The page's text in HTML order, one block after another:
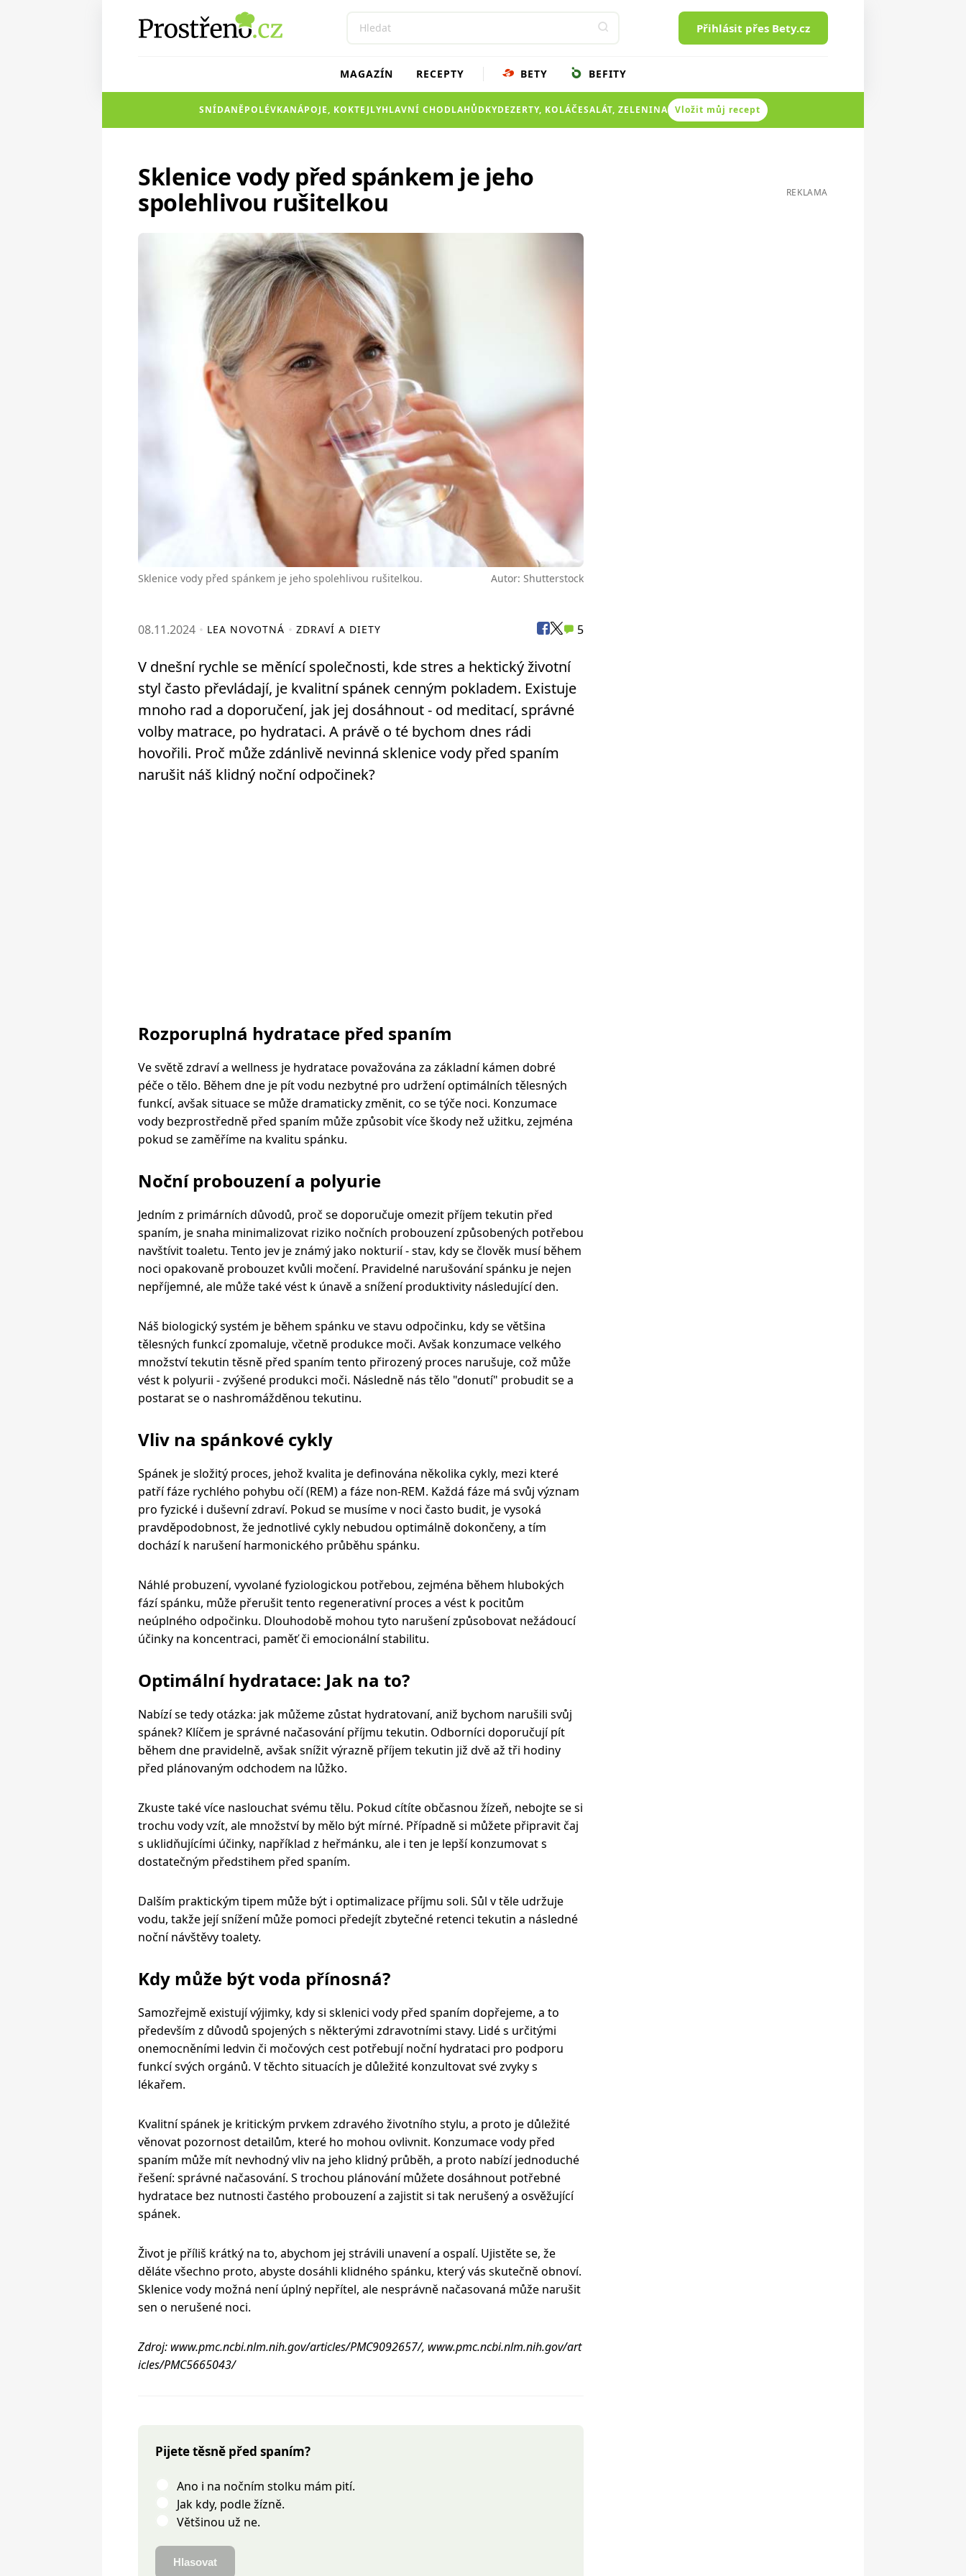
Přihlásit přes Bety.cz
MAGAZÍN RECEPTY BETY BEFITY
SNÍDANĚPOLÉVKANÁPOJE, KOKTEJLYHLAVNÍ CHODLAHŮDKYDEZERTY, KOLÁČESALÁT, ZELENINA Vložit můj recept
Sklenice vody před spánkem je jeho
spolehlivou rušitelkou
Sklenice vody před spánkem je jeho spolehlivou rušitelkou. Autor: Shutterstock
08.11.2024 LEA NOVOTNÁ ZDRAVÍ A DIETY 5
V dnešní rychle se měnící společnosti, kde stres a hektický životní
styl často převládají, je kvalitní spánek cenným pokladem. Existuje
mnoho rad a doporučení, jak jej dosáhnout - od meditací, správné
volby matrace, po hydrataci. A právě o té bychom dnes rádi
hovořili. Proč může zdánlivě nevinná sklenice vody před spaním
narušit náš klidný noční odpočinek?
Rozporuplná hydratace před spaním
Ve světě zdraví a wellness je hydratace považována za základní kámen dobré
péče o tělo. Během dne je pít vodu nezbytné pro udržení optimálních tělesných
funkcí, avšak situace se může dramaticky změnit, co se týče noci. Konzumace
vody bezprostředně před spaním může způsobit více škody než užitku, zejména
pokud se zaměříme na kvalitu spánku.
Noční probouzení a polyurie
Jedním z primárních důvodů, proč se doporučuje omezit příjem tekutin před
spaním, je snaha minimalizovat riziko nočních probouzení způsobených potřebou
navštívit toaletu. Tento jev je známý jako nokturií - stav, kdy se člověk musí během
noci opakovaně probouzet kvůli močení. Pravidelné narušování spánku je nejen
nepříjemné, ale může také vést k únavě a snížení produktivity následující den.
Náš biologický systém je během spánku ve stavu odpočinku, kdy se většina
tělesných funkcí zpomaluje, včetně produkce moči. Avšak konzumace velkého
množství tekutin těsně před spaním tento přirozený proces narušuje, což může
vést k polyurii - zvýšené produkci moči. Následně nás tělo "donutí" probudit se a
postarat se o nashromážděnou tekutinu.
Vliv na spánkové cykly
Spánek je složitý proces, jehož kvalita je definována několika cykly, mezi které
patří fáze rychlého pohybu očí (REM) a fáze non-REM. Každá fáze má svůj význam
pro fyzické i duševní zdraví. Pokud se musíme v noci často budit, je vysoká
pravděpodobnost, že jednotlivé cykly nebudou optimálně dokončeny, a tím
dochází k narušení harmonického průběhu spánku.
Náhlé probuzení, vyvolané fyziologickou potřebou, zejména během hlubokých
fází spánku, může přerušit tento regenerativní proces a vést k pocitům
neúplného odpočinku. Dlouhodobě mohou tyto narušení způsobovat nežádoucí
účinky na koncentraci, paměť či emocionální stabilitu.
Optimální hydratace: Jak na to?
Nabízí se tedy otázka: jak můžeme zůstat hydratovaní, aniž bychom narušili svůj
spánek? Klíčem je správné načasování příjmu tekutin. Odborníci doporučují pít
během dne pravidelně, avšak snížit výrazně příjem tekutin již dvě až tři hodiny
před plánovaným odchodem na lůžko.
Zkuste také více naslouchat svému tělu. Pokud cítíte občasnou žízeň, nebojte se si
trochu vody vzít, ale množství by mělo být mírné. Případně si můžete připravit čaj
s uklidňujícími účinky, například z heřmánku, ale i ten je lepší konzumovat s
dostatečným předstihem před spaním.
Dalším praktickým tipem může být i optimalizace příjmu soli. Sůl v těle udržuje
vodu, takže její snížení může pomoci předejít zbytečné retenci tekutin a následné
noční návštěvy toalety.
Kdy může být voda přínosná?
Samozřejmě existují výjimky, kdy si sklenici vody před spaním dopřejeme, a to
především z důvodů spojených s některými zdravotními stavy. Lidé s určitými
onemocněními ledvin či močových cest potřebují noční hydrataci pro podporu
funkcí svých orgánů. V těchto situacích je důležité konzultovat své zvyky s
lékařem.
Kvalitní spánek je kritickým prvkem zdravého životního stylu, a proto je důležité
věnovat pozornost detailům, které ho mohou ovlivnit. Konzumace vody před
spaním může mít nevhodný vliv na jeho klidný průběh, a proto nabízí jednoduché
řešení: správné načasování. S trochou plánování můžete dosáhnout potřebné
hydratace bez nutnosti častého probouzení a zajistit si tak nerušený a osvěžující
spánek.
Život je příliš krátký na to, abychom jej strávili unavení a ospalí. Ujistěte se, že
děláte všechno proto, abyste dosáhli klidného spánku, který vás skutečně obnoví.
Sklenice vody možná není úplný nepřítel, ale nesprávně načasovaná může narušit
sen o nerušené noci.
Zdroj: www.pmc.ncbi.nlm.nih.gov/articles/PMC9092657/, www.pmc.ncbi.nlm.nih.gov/art
icles/PMC5665043/
Pijete těsně před spaním?
Ano i na nočním stolku mám pití.
Jak kdy, podle žízně.
Většinou už ne.
Hlasovat
REKLAMA